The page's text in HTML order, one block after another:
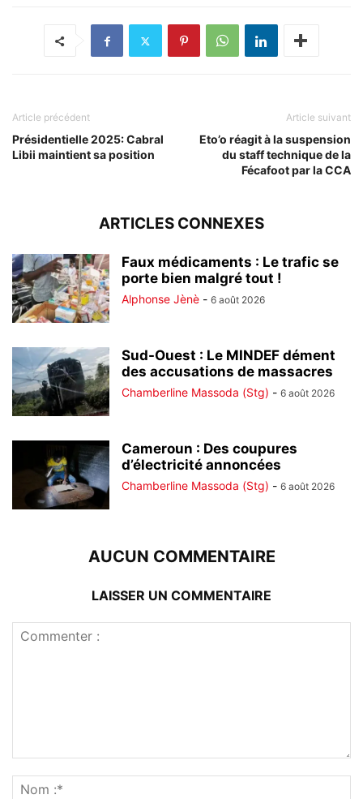
Article précédent
Présidentielle 2025: Cabral
Libii maintient sa position
Article suivant
Eto’o réagit à la suspension
du staff technique de la
Fécafoot par la CCA
ARTICLES CONNEXES
Faux médicaments : Le trafic se
porte bien malgré tout !
Alphonse Jènè - 6 août 2026
Sud-Ouest : Le MINDEF dément
des accusations de massacres
Chamberline Massoda (Stg) - 6 août 2026
Cameroun : Des coupures
d’électricité annoncées
Chamberline Massoda (Stg) - 6 août 2026
AUCUN COMMENTAIRE
LAISSER UN COMMENTAIRE